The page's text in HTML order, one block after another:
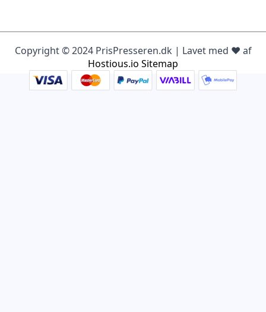
Copyright © 2024 PrisPresseren.dk | Lavet med ♥️ af
Hostious.io Sitemap